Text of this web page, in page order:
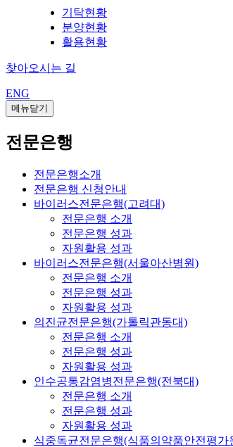
기탁현황
분양현황
활용현황
찾아오시는 길
ENG
메뉴닫기
전문은행
전문은행소개
전문은행 신청안내
바이러스전문은행(고려대)
전문은행 소개
전문은행 성과
자원활용 성과
바이러스전문은행(서울아산병원)
전문은행 소개
전문은행 성과
자원활용 성과
의진균전문은행(가톨릭관동대)
전문은행 소개
전문은행 성과
자원활용 성과
인수공통감염병전문은행(전북대)
전문은행 소개
전문은행 성과
자원활용 성과
식중독균전문은행(식품의약품안전평가